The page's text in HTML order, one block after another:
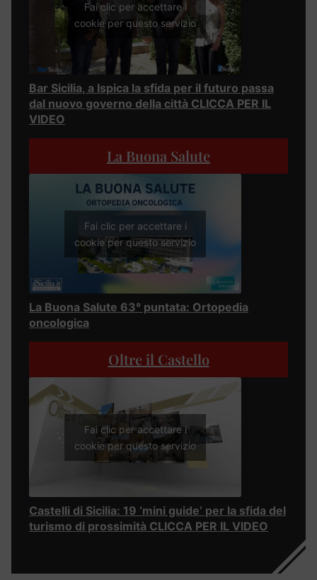
Fai clic per accettare i
cookie per questo servizio
Bar Sicilia, a Ispica la sfida per il futuro passa
dal nuovo governo della città CLICCA PER IL
VIDEO
La Buona Salute
Fai clic per accettare i
cookie per questo servizio
La Buona Salute 63° puntata: Ortopedia
oncologica
Oltre il Castello
Fai clic per accettare i
cookie per questo servizio
Castelli di Sicilia: 19 ‘mini guide’ per la sfida del
turismo di prossimità CLICCA PER IL VIDEO